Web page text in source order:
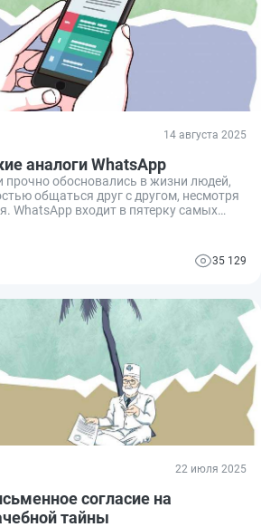
14 августа 2025
аналоги WhatsApp
обосновались в жизни людей,
общаться друг с другом, несмотря
WhatsApp входит в пятерку самых
годы оказалось очень важным.
несколько достойных
по отдельным параметрам превосходят
35 129
22 июля 2025
согласие на
тайны